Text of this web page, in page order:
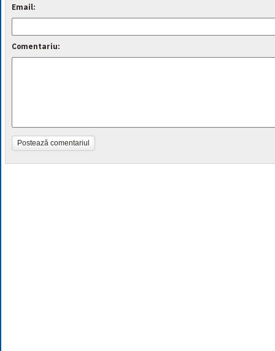
Email:
Comentariu:
Postează comentariul